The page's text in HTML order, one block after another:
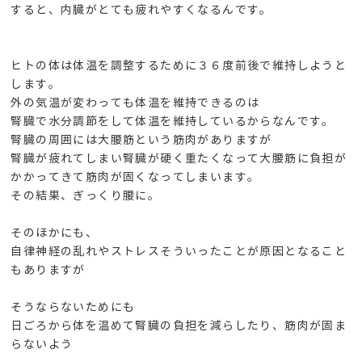
すると、内臓がとても疲れやすくなるんです。
ヒトの体は体温を調整するために３６度前後で維持しようと
します。
外の気温が変わっても体温を維持できるのは
腎臓で 水分調節をして体温を維持しているからなんです。
腎臓の周囲には大腰筋という筋肉がありますが
腎臓が疲れてしまい腎臓が硬く重たくなって大腰筋に負担が
かかってきて筋肉が固くなってしまいます。
その結果、ぎっくり腰に。
そのほかにも、
自律神経の乱れやストレスそういったことが原因となること
もありますが
そうならないためにも
日ごろから体を温めて腎臓の負担を減らしたり、筋肉が固ま
らないよう